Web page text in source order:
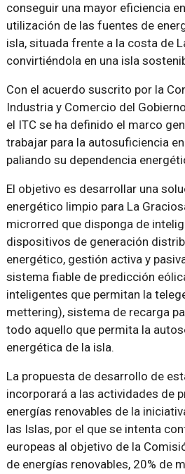
conseguir una mayor eficiencia
utilización de las fuentes de
isla, situada frente a la costa de
convirtiéndola en una isla
Con el acuerdo suscrito por la
Industria y Comercio del
el ITC se ha definido el marco
trabajar para la autosuficiencia
paliando su dependencia
El objetivo es desarrollar una
energético limpio para La
microrred que disponga de
dispositivos de generación
energético, gestión activa y
sistema fiable de predicción
inteligentes que permitan la
mettering), sistema de recarga
todo aquello que permita la
energética de la isla.
La propuesta de desarrollo de
incorporará a las actividades de
energías renovables de la
las Islas, por el que se intenta
europeas al objetivo de la
de energías renovables, 20% de